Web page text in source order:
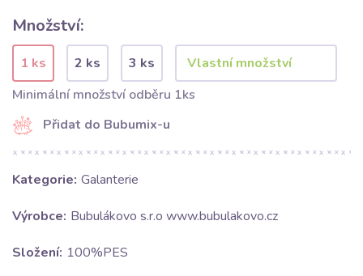
Množství:
1 ks 2 ks
3 ks
Minimální množství odběru 1ks
Přidat do Bubumix-u
Kategorie: Galanterie
Výrobce: Bubulákovo s.r.o www.bubulakovo.cz
Složení: 100%PES